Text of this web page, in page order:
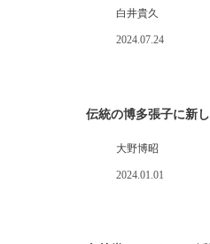
白井貴久
2024.07.24
伝統の博多張子に新
大野博昭
2024.01.01